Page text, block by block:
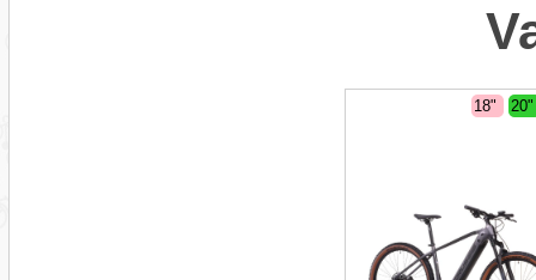
18"